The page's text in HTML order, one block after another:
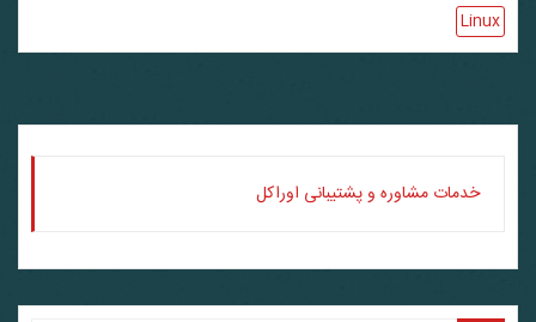
Linux
خدمات مشاوره و پشتیبانی اوراکل